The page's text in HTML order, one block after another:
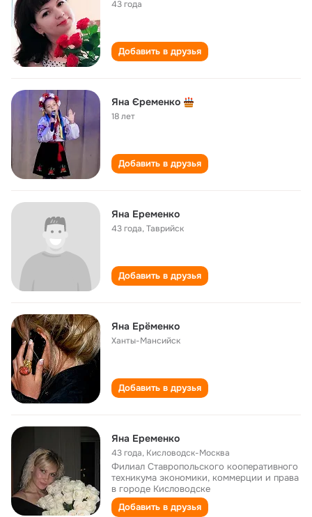
43 года
Добавить в друзья
Яна Єременко
18 лет
Добавить в друзья
Яна Еременко
43 года,Таврийск
Добавить в друзья
Яна Ерёменко
Ханты-Мансийск
Добавить в друзья
Яна Еременко
43 года, Кисловодск-Москва
Филиал Ставропольского кооперативного
техникума экономики, коммерции и права
в городе Кисловодске
Добавить в друзья